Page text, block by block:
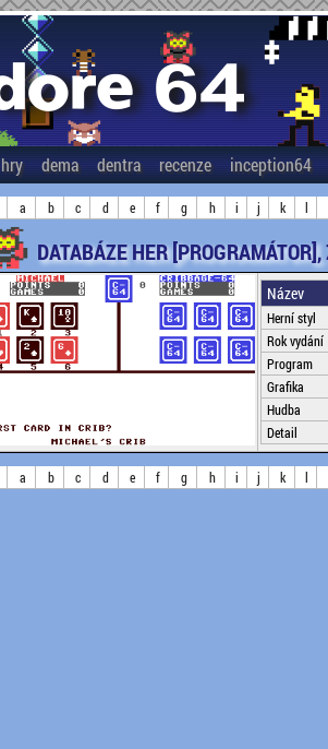
hry dema dentra recenze inception64
a b c d e f g h i j k l
DATABÁZE HER
Název
Herní styl
Rok vydání
Program
Grafika
Hudba
Detail
a b c d e f g h i j k l